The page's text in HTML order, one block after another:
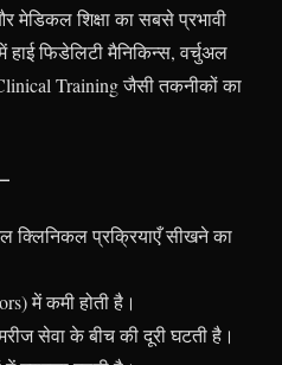
मेडिकल शिक्षा का सबसे प्रभावी
हाई फिडेलिटी मैनिकिन्स, वर्चुअल
Training जैसी तकनीकों का
क्लिनिकल प्रक्रियाएँ सीखने का
में कमी होती है।
सेवा के बीच की दूरी घटती है।